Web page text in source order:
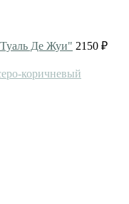
Де Жуи" 2150 ₽